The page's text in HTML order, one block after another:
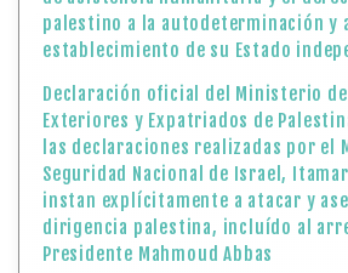
palestino a la autodeterminación y
establecimiento de su Estado
Declaración oficial del Ministerio
Exteriores y Expatriados de
las declaraciones realizadas por el
Seguridad Nacional de Israel,
instan explícitamente a atacar y
dirigencia palestina, incluído al
Presidente Mahmoud Abbas